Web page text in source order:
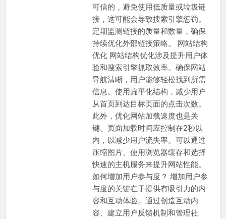
可信的，避免使用低质量或垃圾链
接，这可能会导致搜索引擎惩罚。
定期监测链接的质量和数量，确保
持续优化外部链接策略。 网站结构
优化 网站结构优化涉及提升用户体
验和搜索引擎抓取效率。确保网站
导航清晰，用户能够轻松找到所需
信息。使用扁平化结构，减少用户
从首页到达目标页面的点击次数。
此外，优化网站加载速度也是关
键。页面加载时间应控制在2秒以
内，以减少用户流失率。可以通过
压缩图片、使用浏览器缓存和选择
快速的主机服务来提升网站性能。
如何增加用户参与度？ 增加用户参
与度的关键在于提供有吸引力的内
容和互动体验。通过创造互动内
容、建立用户反馈机制和管理社